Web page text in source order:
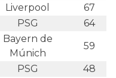
Liverpool
67
PSG
64
Bayern de
Múnich
59
PSG
48